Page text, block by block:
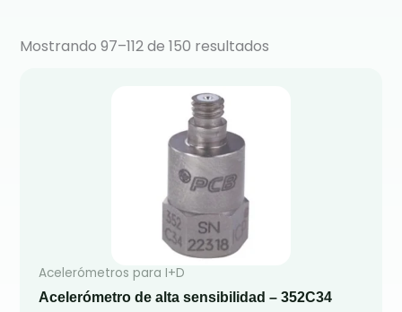
Mostrando 97–112 de 150 resultados
Acelerómetros para I+D
Acelerómetro de alta sensibilidad – 352C34